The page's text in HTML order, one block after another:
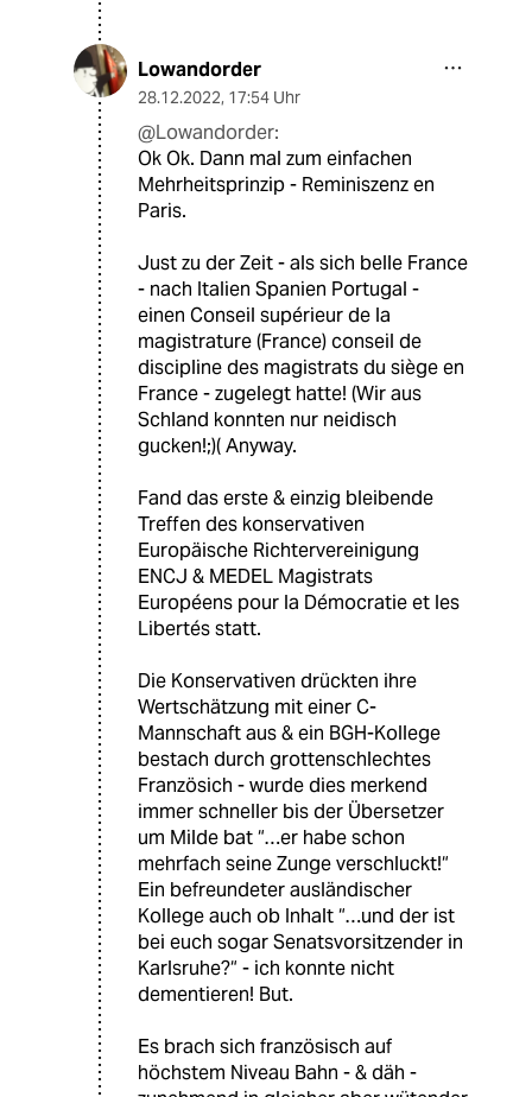
Lowandorder
28.12.2022, 17:54 Uhr
@Lowandorder:
Ok Ok. Dann mal zum einfachen
Mehrheitsprinzip - Reminiszenz en
Paris.
Just zu der Zeit - als sich belle France
- nach Italien Spanien Portugal -
einen Conseil supérieur de la
magistrature (France) conseil de
discipline des magistrats du siège en
France - zugelegt hatte! (Wir aus
Schland konnten nur neidisch
gucken!;)( Anyway.
Fand das erste & einzig bleibende
Treffen des konservativen
Europäische Richtervereinigung
ENCJ & MEDEL Magistrats
Européens pour la Démocratie et les
Libertés statt.
Die Konservativen drückten ihre
Wertschätzung mit einer C-
Mannschaft aus & ein BGH-Kollege
bestach durch grottenschlechtes
Französich - wurde dies merkend
immer schneller bis der Übersetzer
um Milde bat “…er habe schon
mehrfach seine Zunge verschluckt!“
Ein befreundeter ausländischer
Kollege auch ob Inhalt “…und der ist
bei euch sogar Senatsvorsitzender in
Karlsruhe?“ - ich konnte nicht
dementieren! But.
Es brach sich französisch auf
höchstem Niveau Bahn - & däh -